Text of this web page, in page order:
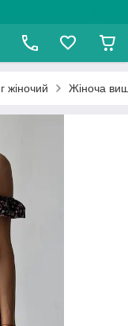
жіночий Жіноча